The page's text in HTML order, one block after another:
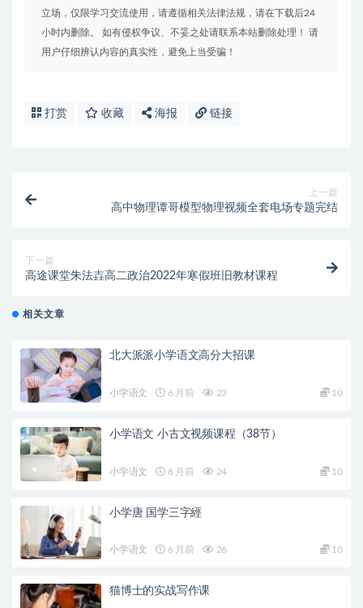
立场，仅限学习交流使用，请遵循相关法律法规，请在下载后24
小时内删除。 如有侵权争议、不妥之处请联系本站删除处理！ 请
用户仔细辨认内容的真实性，避免上当受骗！
打赏 收藏 海报 链接
上一篇
高中物理谭哥模型物理视频全套电场专题完结
下一篇
高途课堂朱法壵高二政治2022年寒假班旧教材课程
相关文章
北大派派小学语文高分大招课
小学语文 6 月前 23 10
小学语文 小古文视频课程（38节）
小学语文 6 月前 24 10
小学唐 国学三字經
小学语文 6 月前 26 10
猫博士的实战写作课